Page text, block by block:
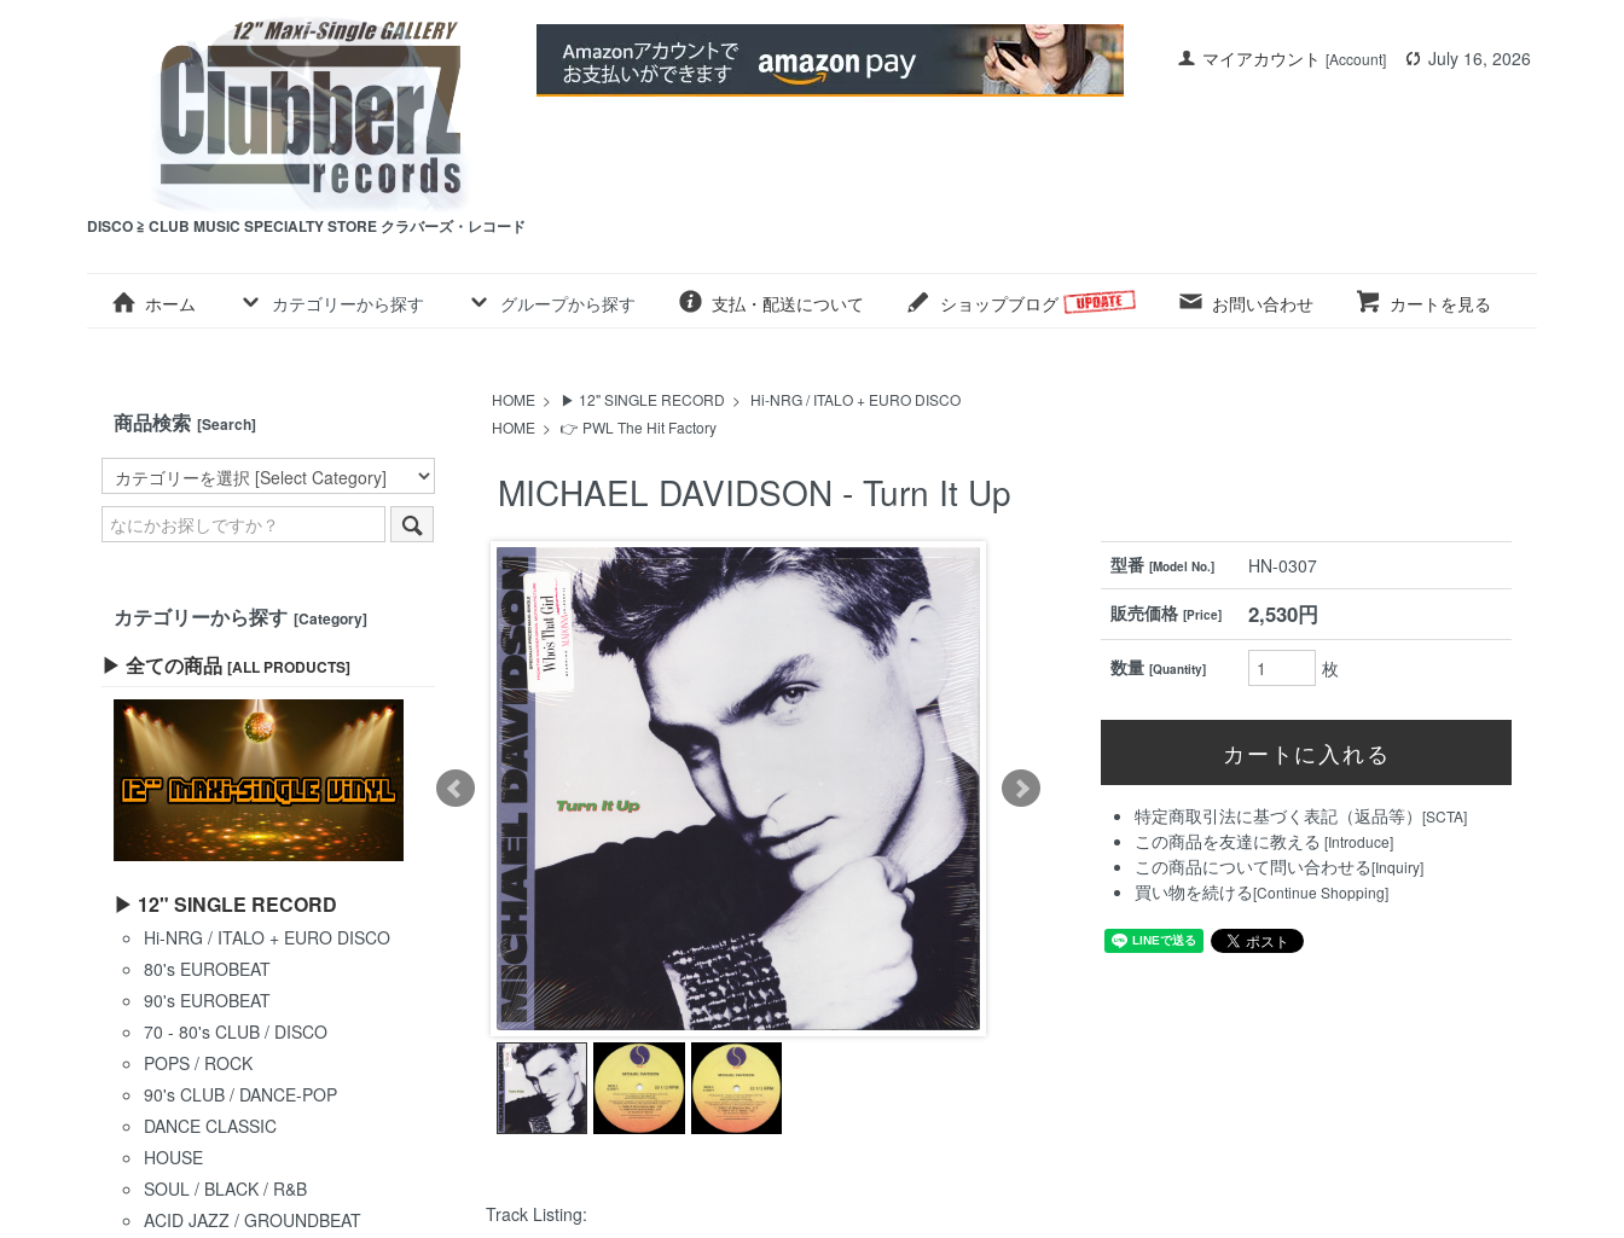
マイアカウント [Account] July 16, 2026
DISCO ≧ CLUB MUSIC SPECIALTY STORE クラバーズ・レコード
ホーム カテゴリーから探す グループから探す 支払・配送について ショップブログ お問い合わせ カートを見る
HOME > ▶ 12" SINGLE RECORD > Hi-NRG / ITALO + EURO DISCO
HOME > 👉 PWL The Hit Factory
MICHAEL DAVIDSON - Turn It Up
型番[Model No.]
HN-0307
販売価格[Price] 2,530円
数量[Quantity] 枚
特定商取引法に基づく表記（返品等）[SCTA]
この商品を友達に教える [Introduce]
この商品について問い合わせる[Inquiry]
買い物を続ける[Continue Shopping]
Track Listing:
商品検索 [Search]
カテゴリーから探す [Category]
▶ 全ての商品 [ALL PRODUCTS]
▶ 12" SINGLE RECORD
Hi-NRG / ITALO + EURO DISCO
80's EUROBEAT
90's EUROBEAT
70 - 80's CLUB / DISCO
POPS / ROCK
90's CLUB / DANCE-POP
DANCE CLASSIC
HOUSE
SOUL / BLACK / R&B
ACID JAZZ / GROUNDBEAT